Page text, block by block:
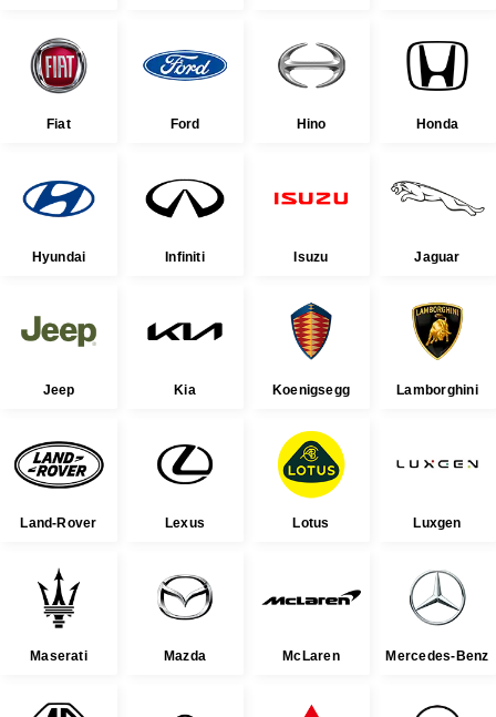
Fiat Ford Hino Honda
Hyundai Infiniti Isuzu Jaguar
Jeep Kia Koenigsegg Lamborghini
Land-Rover Lexus Lotus Luxgen
Maserati Mazda McLaren Mercedes-Benz